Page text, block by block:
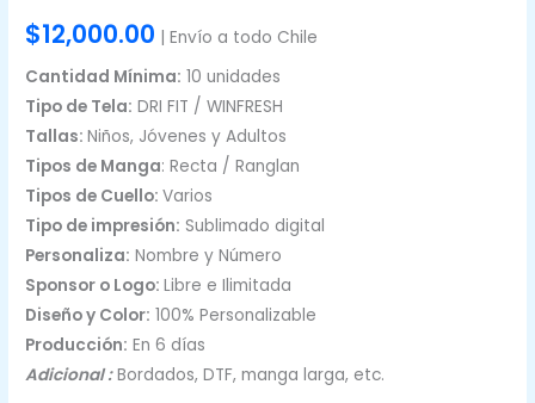
$12,000.00 | Envío a todo Chile
Cantidad Mínima: 10 unidades
Tipo de Tela: DRI FIT / WINFRESH
Tallas:Niños, Jóvenes y Adultos
Tipos de Manga: Recta / Ranglan
Tipos de Cuello:Varios
Tipo de impresión: Sublimado digital
Personaliza: Nombre y Número
Sponsor o Logo:Libre e Ilimitada
Diseño y Color: 100% Personalizable
Producción: En 6 días
Adicional :Bordados, DTF, manga larga, etc.